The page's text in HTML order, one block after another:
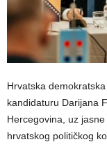
Hrvatska
kandidaturu Darijana
Hercegovina, uz
hrvatskog političkog